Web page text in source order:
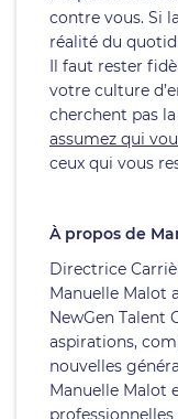
contre vous. Si
réalité du
Il faut rester
votre culture
cherchent pas
assumez qui
ceux qui vous
À propos de
Directrice
Manuelle Malot
NewGen Talent
aspirations,
nouvelles
Manuelle Malot